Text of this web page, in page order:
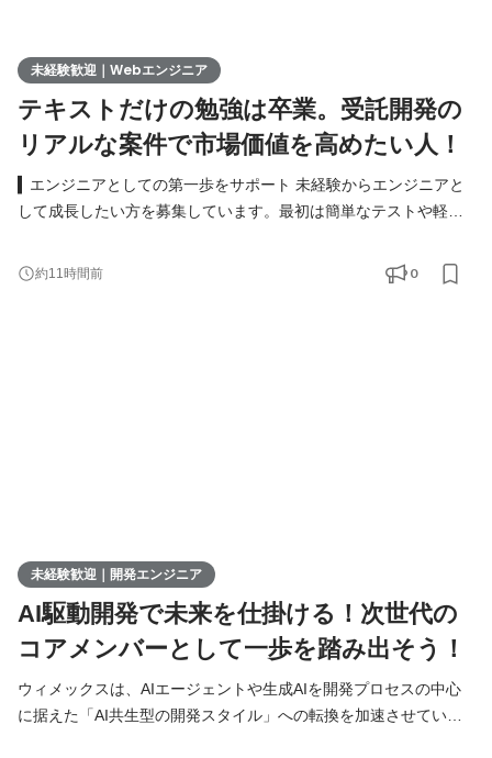
未経験歓迎｜Webエンジニア
テキストだけの勉強は卒業。受託開発の
リアルな案件で市場価値を高めたい人！
▍エンジニアとしての第一歩をサポート 未経験からエンジニアと
して成長したい方を募集しています。最初は簡単なテストや軽い
身につけられる環境です。 具体的な仕事内容 ● Webアプリや業務
システムのテスト・実装 ● 必要に応じた設計書の作成 ● チームツ
約11時間前 0
未経験歓迎｜開発エンジニア
AI駆動開発で未来を仕掛ける！次世代の
コアメンバーとして一歩を踏み出そう！
ウィメックスは、AIエージェントや生成AIを開発プロセスの中心
に据えた「AI共生型の開発スタイル」への転換を加速させていま